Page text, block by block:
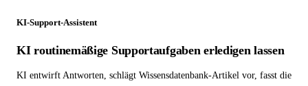
KI-Support-Assistent
KI routinemäßige Supportaufgaben erledigen lassen
KI entwirft Antworten, schlägt Wissensdatenbank-Artikel vor, fasst die